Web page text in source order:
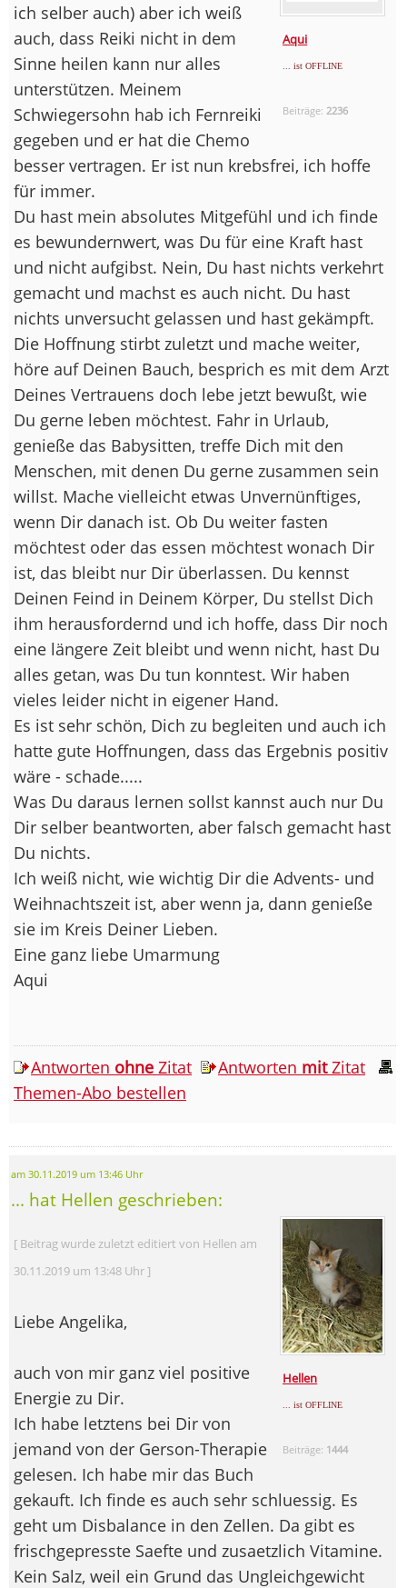
Aqui
... ist OFFLINE
Beiträge: 2236
ich selber auch) aber ich weiß
auch, dass Reiki nicht in dem
Sinne heilen kann nur alles
unterstützen. Meinem
Schwiegersohn hab ich Fernreiki
gegeben und er hat die Chemo
besser vertragen. Er ist nun krebsfrei, ich hoffe
für immer.
Du hast mein absolutes Mitgefühl und ich finde
es bewundernwert, was Du für eine Kraft hast
und nicht aufgibst. Nein, Du hast nichts verkehrt
gemacht und machst es auch nicht. Du hast
nichts unversucht gelassen und hast gekämpft.
Die Hoffnung stirbt zuletzt und mache weiter,
höre auf Deinen Bauch, besprich es mit dem Arzt
Deines Vertrauens doch lebe jetzt bewußt, wie
Du gerne leben möchtest. Fahr in Urlaub,
genieße das Babysitten, treffe Dich mit den
Menschen, mit denen Du gerne zusammen sein
willst. Mache vielleicht etwas Unvernünftiges,
wenn Dir danach ist. Ob Du weiter fasten
möchtest oder das essen möchtest wonach Dir
ist, das bleibt nur Dir überlassen. Du kennst
Deinen Feind in Deinem Körper, Du stellst Dich
ihm herausfordernd und ich hoffe, dass Dir noch
eine längere Zeit bleibt und wenn nicht, hast Du
alles getan, was Du tun konntest. Wir haben
vieles leider nicht in eigener Hand.
Es ist sehr schön, Dich zu begleiten und auch ich
hatte gute Hoffnungen, dass das Ergebnis positiv
wäre - schade.....
Was Du daraus lernen sollst kannst auch nur Du
Dir selber beantworten, aber falsch gemacht hast
Du nichts.
Ich weiß nicht, wie wichtig Dir die Advents- und
Weihnachtszeit ist, aber wenn ja, dann genieße
sie im Kreis Deiner Lieben.
Eine ganz liebe Umarmung
Aqui
Antworten ohne Zitat Antworten mitZitat
Themen-Abo bestellen
am 30.11.2019 um 13:46 Uhr
... hat Hellen geschrieben:
Hellen
... ist OFFLINE
Beiträge: 1444
[ Beitrag wurde zuletzt editiert von Hellen am
30.11.2019 um 13:48 Uhr ]
Liebe Angelika,
auch von mir ganz viel positive
Energie zu Dir.
Ich habe letztens bei Dir von
jemand von der Gerson-Therapie
gelesen. Ich habe mir das Buch
gekauft. Ich finde es auch sehr schluessig. Es
geht um Disbalance in den Zellen. Da gibt es
frischgepresste Saefte und zusaetzlich Vitamine.
Kein Salz, weil ein Grund das Ungleichgewicht